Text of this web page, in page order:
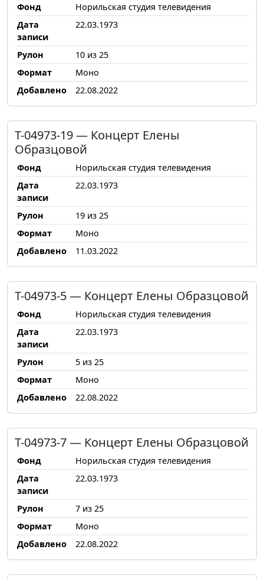
Фонд
Норильская студия телевидения
Дата
записи
22.03.1973
Рулон
10 из 25
Формат
Моно
Добавлено
22.08.2022
Т-04973-19 — Концерт Елены
Образцовой
Фонд
Норильская студия телевидения
Дата
записи
22.03.1973
Рулон
19 из 25
Формат
Моно
Добавлено
11.03.2022
Т-04973-5 — Концерт Елены Образцовой
Фонд
Норильская студия телевидения
Дата
записи
22.03.1973
Рулон
5 из 25
Формат
Моно
Добавлено
22.08.2022
Т-04973-7 — Концерт Елены Образцовой
Фонд
Норильская студия телевидения
Дата
записи
22.03.1973
Рулон
7 из 25
Формат
Моно
Добавлено
22.08.2022